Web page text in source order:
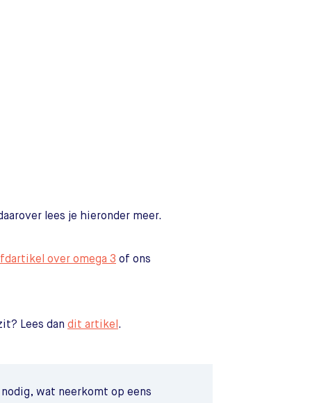
lees je hieronder meer.
over omega 3 of ons
Lees dan dit artikel .
wat neerkomt op eens